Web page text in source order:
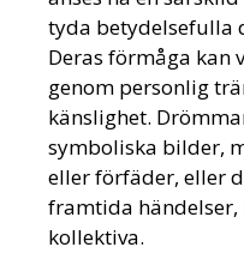
tyda betydelsefulla
Deras förmåga kan
genom personlig
känslighet.
symboliska bilder,
eller förfäder, eller
framtida händelser,
kollektiva.